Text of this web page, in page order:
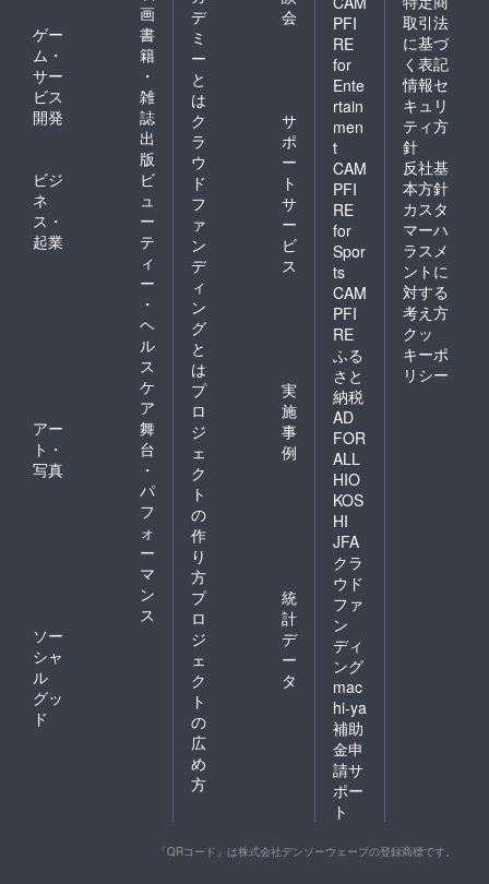
画
ゲー
ム・
サー
ビス
開発
書
籍
・
雑
誌
出
版
ビジ
ネ
ス・
起業
ビ
ュ
ー
テ
ィ
ー
・
ヘ
ル
ス
ケ
ア
アー
ト・
写真
舞
台
・
パ
フ
ォ
ー
マ
ン
ス
ソー
シャ
ル
グッ
ド
デ
ミ
ー
と
は
会
ク
ラ
ウ
ド
フ
ァ
ン
デ
ィ
ン
グ
と
は
サ
ポ
ー
ト
サ
ー
ビ
ス
プ
ロ
ジ
ェ
ク
ト
の
作
り
方
実
施
事
例
プ
ロ
ジ
ェ
ク
ト
の
広
め
方
統
計
デ
ー
タ
PFI
RE
for
Ente
rtain
men
t
CAM
PFI
RE
for
Spor
ts
CAM
PFI
RE
ふる
さと
納税
AD
FOR
ALL
HIO
KOS
HI
JFA
クラ
ウド
ファ
ン
ディ
ング
mac
hi-ya
補助
金申
請サ
ポー
ト
取引法
に基づ
く表記
情報セ
キュリ
ティ方
針
反社基
本方針
カスタ
マーハ
ラスメ
ントに
対する
考え方
クッ
キーポ
リシー
「QRコード」は株式会社デンソーウェーブの登録商標です。